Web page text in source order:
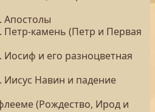
Апостолы
Петр-камень (Петр и Первая
Иосиф и его разноцветная
Иисус Навин и падение
(Рождество, Ирод и